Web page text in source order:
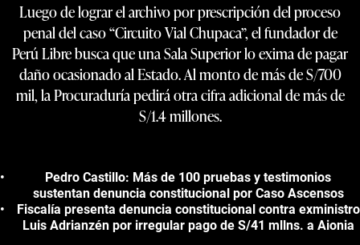
Luego de lograr el archivo por prescripción del proceso
penal del caso “Circuito Vial Chupaca”, el fundador de
Perú Libre busca que una Sala Superior lo exima de pagar
daño ocasionado al Estado. Al monto de más de S/700
mil, la Procuraduría pedirá otra cifra adicional de más de
S/1.4 millones.
Pedro Castillo: Más de 100 pruebas y testimonios
sustentan denuncia constitucional por Caso Ascensos
Fiscalía presenta denuncia constitucional contra exministro
Luis Adrianzén por irregular pago de S/41 mllns. a Aionia